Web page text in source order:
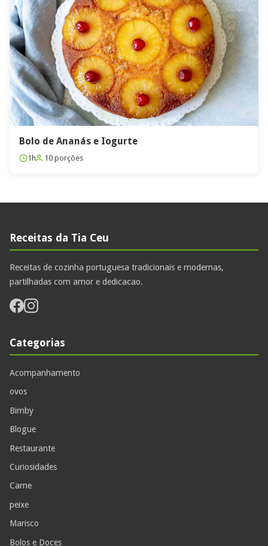
Bolo de Ananás e Iogurte
1h 10 porções
Receitas da Tia Ceu
Receitas de cozinha portuguesa tradicionais e modernas,
partilhadas com amor e dedicacao.
Categorias
Acompanhamento
ovos
Bimby
Blogue
Restaurante
Curiosidades
Carne
peixe
Marisco
Bolos e Doces